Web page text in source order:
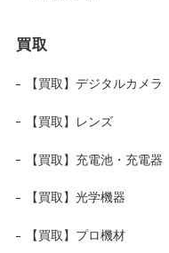
買取
【買取】デジタルカメラ
【買取】レンズ
【買取】充電池・充電器
【買取】光学機器
【買取】プロ機材